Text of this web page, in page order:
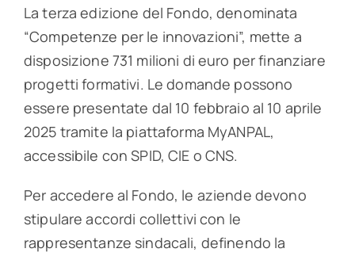
La terza edizione del Fondo, denominata
“Competenze per le innovazioni”, mette a
disposizione 731 milioni di euro per finanziare
progetti formativi. Le domande possono
essere presentate dal 10 febbraio al 10 aprile
2025 tramite la piattaforma MyANPAL,
accessibile con SPID, CIE o CNS.
Per accedere al Fondo, le aziende devono
stipulare accordi collettivi con le
rappresentanze sindacali, definendo la